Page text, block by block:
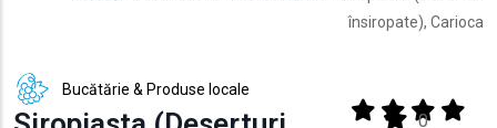
însiropate), Carioca
Bucătărie & Produse locale
Output format
(star)(star)(star)
(star)
0